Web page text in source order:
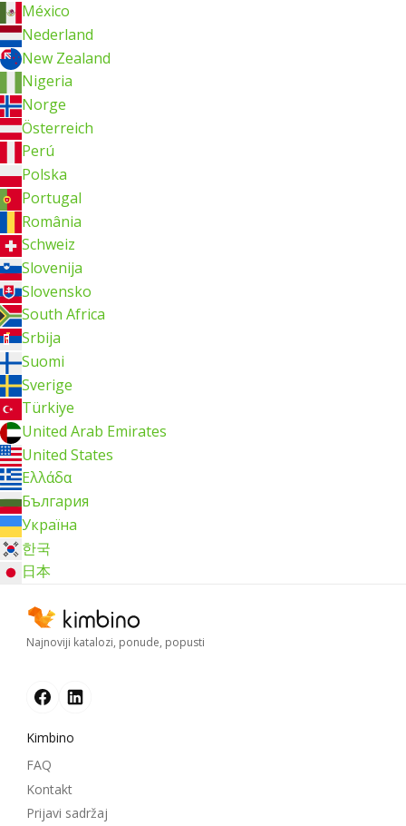
México
Nederland
New Zealand
Nigeria
Norge
Österreich
Perú
Polska
Portugal
România
Schweiz
Slovenija
Slovensko
South Africa
Srbija
Suomi
Sverige
Türkiye
United Arab Emirates
United States
Ελλάδα
България
Україна
한국
日本
Najnoviji katalozi, ponude, popusti
Kimbino
FAQ
Kontakt
Prijavi sadržaj